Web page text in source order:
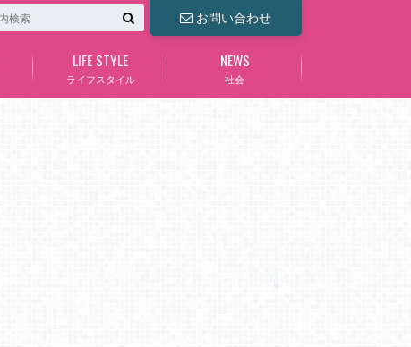
お問い合わせ
ライフスタイル
LIFE STYLE
社会
NEWS